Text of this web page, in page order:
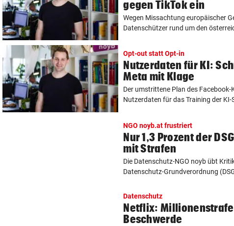
gegen TikTok ein
Wegen Missachtung europäischer
Datenschützer rund um den
Opt-out statt Opt-in
Nutzerdaten für KI:
Meta mit Klage
Der umstrittene Plan des Facebook-
Nutzerdaten für das Training der
NGO noyb.at frustriert
Nur 1,3 Prozent der
mit Strafen
Die Datenschutz-NGO noyb übt
Datenschutz-Grundverordnung
Datenschutz
Netflix:
Beschwerde